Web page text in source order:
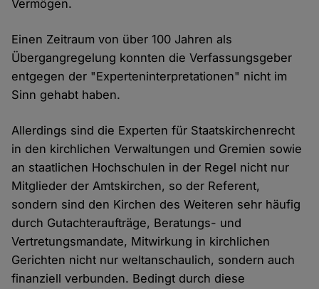
Vermögen.
Einen Zeitraum von über 100 Jahren als
Übergangregelung konnten die Verfassungsgeber
entgegen der "Experteninterpretationen" nicht im
Sinn gehabt haben.
Allerdings sind die Experten für Staatskirchenrecht
in den kirchlichen Verwaltungen und Gremien sowie
an staatlichen Hochschulen in der Regel nicht nur
Mitglieder der Amtskirchen, so der Referent,
sondern sind den Kirchen des Weiteren sehr häufig
durch Gutachteraufträge, Beratungs- und
Vertretungsmandate, Mitwirkung in kirchlichen
Gerichten nicht nur weltanschaulich, sondern auch
finanziell verbunden. Bedingt durch diese